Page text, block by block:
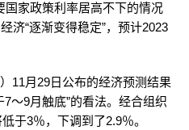
国家政策利率居高不下的情况
济“逐渐变得稳定”，预计2023
11月29日公布的经济预测结果
～9月触底”的看法。经合组织
于3％，下调到了2.9％。